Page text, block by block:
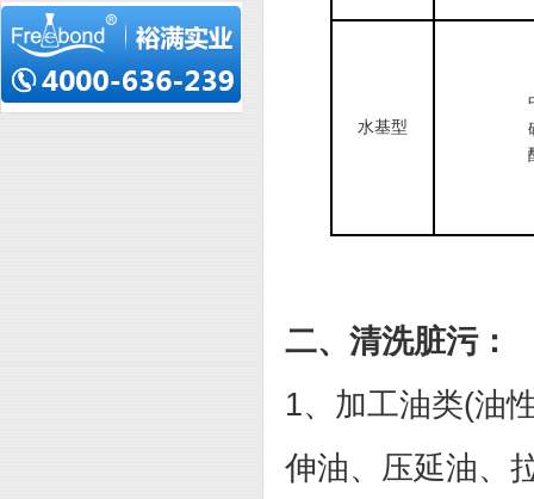
水基型
二、清洗脏污：
1、加工油类(油
伸油、压延油、